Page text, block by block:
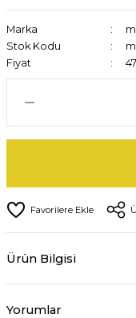
Marka
Stok Kodu
Fiyat
Ürün Bilgisi
Yorumlar